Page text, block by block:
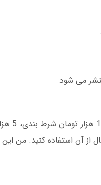
یکی از
باید 3 بار در بازی انفجار یا فوتبال از آن